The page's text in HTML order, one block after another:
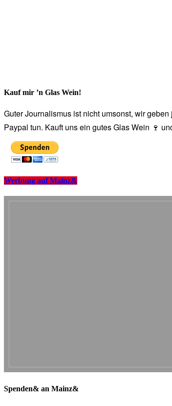
Kauf mir ’n Glas Wein!
Guter Journalismus ist nicht umsonst, wir
Paypal tun. Kauft uns ein gutes Glas Wein 🍷
Werbung auf Mainz&
Spenden& an Mainz&